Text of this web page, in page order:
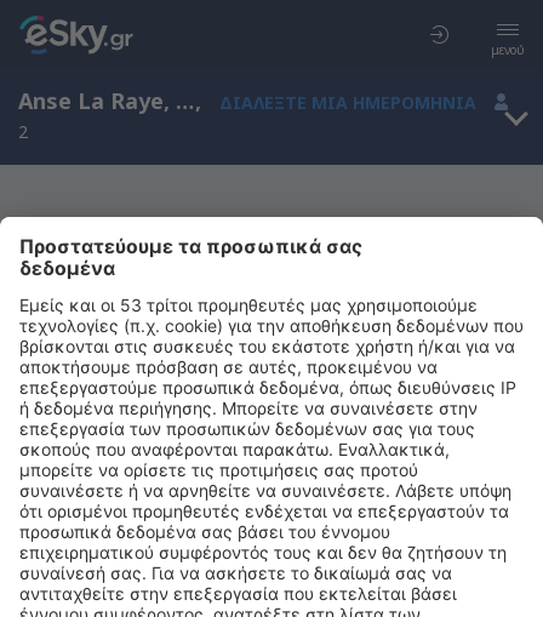
μενού
Anse La Raye, Αγία Λουκία,
ΔΙΑΛΈΞΤΕ ΜΙΑ ΗΜΕΡΟΜΗΝΊΑ
2
Μας συγχωρείτε, δεν υπάρχουν
αποτελέσματα για την αναζήτησή σας
Προσπαθήστε να κάνετε αναζήτηση με διαφορετικά κριτήρια
Copyright © eSky.gr. Με την επιφύλαξη παντός νομίμου δικαιώματος.